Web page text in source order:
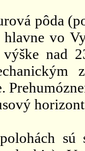
pôda
hlavne vo
nad
sú